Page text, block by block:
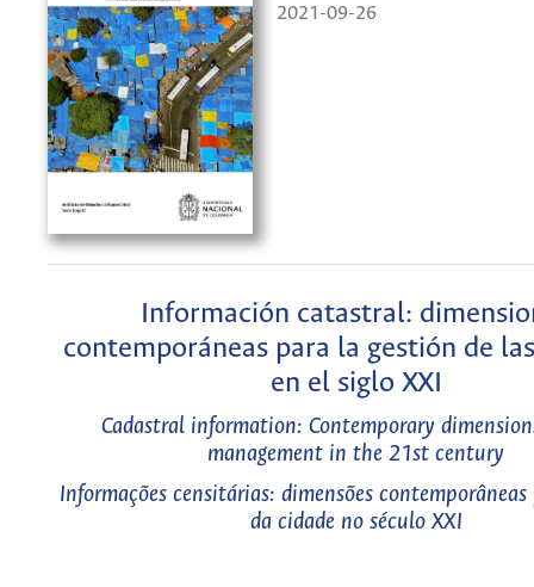
2021-09-26
Información catastral:
contemporáneas para la gestión de
en el siglo XXI
Cadastral information: Contemporary
management in the 21st century
Informações censitárias: dimensões contemporâneas
da cidade no século XXI